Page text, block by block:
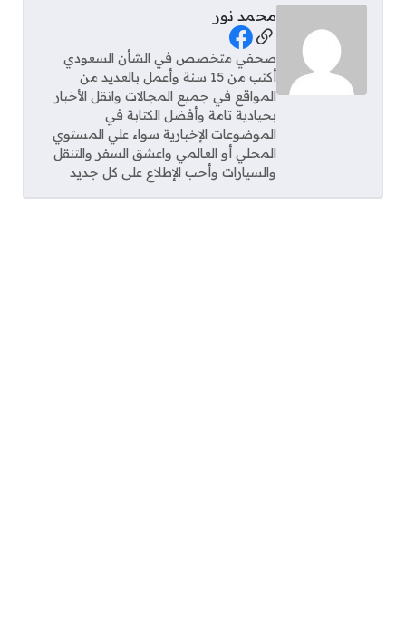
محمد نور
Social Links
صحفي متخصص في الشأن السعودي
أكتب من 15 سنة وأعمل بالعديد من
المواقع في جميع المجالات وانقل الأخبار
بحيادية تامة وأفضل الكتابة في
الموضوعات الإخبارية سواء علي المستوي
المحلي أو العالمي واعشق السفر والتنقل
والسيارات وأحب الإطلاع على كل جديد